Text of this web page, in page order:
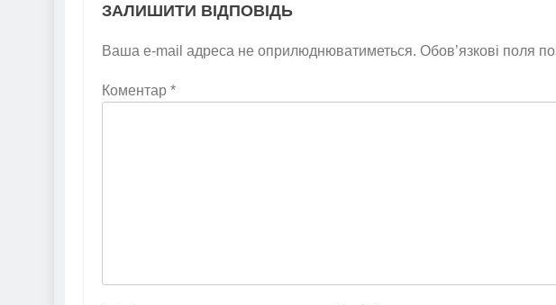
ЗАЛИШИТИ ВІДПОВІДЬ
Ваша e-mail адреса не оприлюднюватиметься. Обов’язкові поля
Коментар *